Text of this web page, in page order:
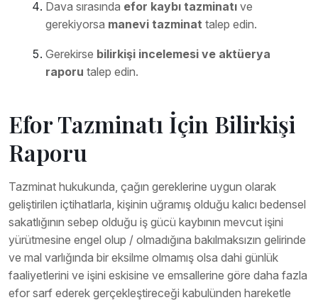
Dava sırasında efor kaybı tazminatı ve
gerekiyorsa manevi tazminat talep edin.
Gerekirse bilirkişi incelemesi ve aktüerya
raporu talep edin.
Efor Tazminatı İçin Bilirkişi
Raporu
Tazminat hukukunda, çağın gereklerine uygun olarak
geliştirilen içtihatlarla, kişinin uğramış olduğu kalıcı bedensel
sakatlığının sebep olduğu iş gücü kaybının mevcut işini
yürütmesine engel olup / olmadığına bakılmaksızın gelirinde
ve mal varlığında bir eksilme olmamış olsa dahi günlük
faaliyetlerini ve işini eskisine ve emsallerine göre daha fazla
efor sarf ederek gerçekleştireceği kabulünden hareketle